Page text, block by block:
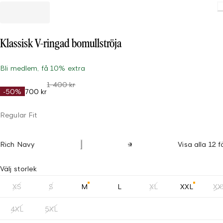
Klassisk V-ringad bomullströja
Bli medlem, få 10% extra
-50% 700 kr
1 400 kr
Regular Fit
Rich Navy Visa alla 12
Välj storlek
XS S M L XL XXL
4XL 5XL